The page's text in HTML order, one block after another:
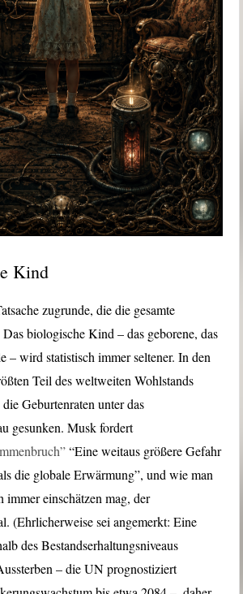
Kind
zugrunde, die die gesamte
biologische Kind – das geborene, das
– wird statistisch immer seltener. In den
Teil des weltweiten Wohlstands
Geburtenraten unter das
gesunken. Musk fordert
“Eine weitaus größere Gefahr
die globale Erwärmung”, und wie man
immer einschätzen mag, der
(Ehrlicherweise sei angemerkt: Eine
des Bestandserhaltungsniveaus
– die UN prognostiziert